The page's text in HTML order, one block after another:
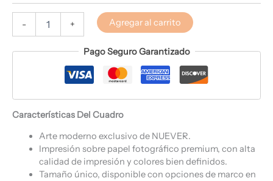
- + Agregar al carrito
Pago Seguro Garantizado
Características Del Cuadro
Arte moderno exclusivo de NUEVER.
Impresión sobre papel fotográfico premium, con alta
calidad de impresión y colores bien definidos.
Tamaño único, disponible con opciones de marco en